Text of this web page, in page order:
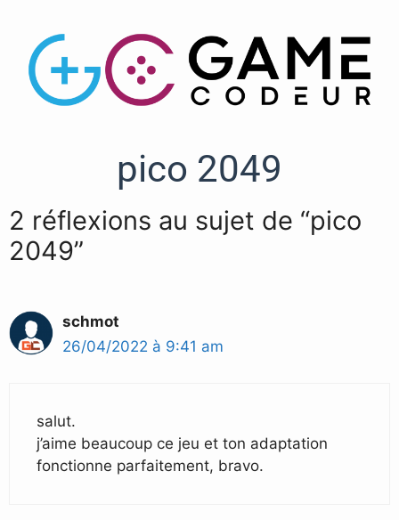
pico 2049
2 réflexions au sujet de “pico
2049”
schmot
26/04/2022 à 9:41 am
salut.
j’aime beaucoup ce jeu et ton adaptation
fonctionne parfaitement, bravo.